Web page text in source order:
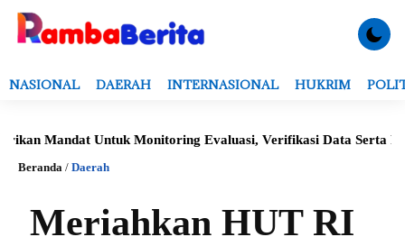
NASIONAL DAERAH INTERNASIONAL HUKRIM
Untuk Monitoring Evaluasi, Verifikasi Data Serta
Beranda / Daerah
Meriahkan HUT RI